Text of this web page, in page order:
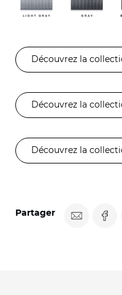
Découvrez la
Découvrez la
Découvrez la
Partager